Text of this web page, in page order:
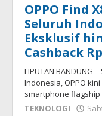
OPPO Find
Seluruh
Eksklusif
Cashback
LIPUTAN BANDUNG
Indonesia, OPPO
smartphone
TEKNOLOGI